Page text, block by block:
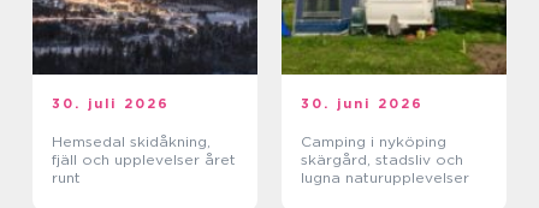
30. juli 2026
Hemsedal skidåkning,
fjäll och upplevelser året
runt
30. juni 2026
Camping i nyköping
skärgård, stadsliv och
lugna naturupplevelser